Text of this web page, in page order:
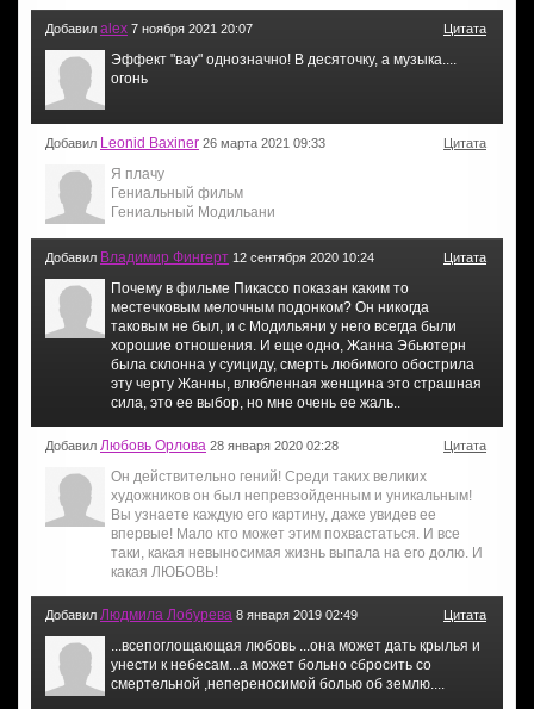
Добавил alex 7 ноября 2021 20:07 Цитата
Эффект "вау" однозначно! В десяточку, а музыка....
огонь
Добавил Leonid Baxiner 26 марта 2021 09:33 Цитата
Я плачу
Гениальный фильм
Гениальный Модильани
Добавил Владимир Фингерт 12 сентября 2020 10:24 Цитата
Почему в фильме Пикассо показан каким то
местечковым мелочным подонком? Он никогда
таковым не был, и с Модильяни у него всегда были
хорошие отношения. И еще одно, Жанна Эбьютерн
была склонна у суициду, смерть любимого обострила
эту черту Жанны, влюбленная женщина это страшная
сила, это ее выбор, но мне очень ее жаль..
Добавил Любовь Орлова 28 января 2020 02:28 Цитата
Он действительно гений! Среди таких великих
художников он был непревзойденным и уникальным!
Вы узнаете каждую его картину, даже увидев ее
впервые! Мало кто может этим похвастаться. И все
таки, какая невыносимая жизнь выпала на его долю. И
какая ЛЮБОВЬ!
Добавил Людмила Лобурева 8 января 2019 02:49 Цитата
...всепоглощающая любовь ...она может дать крылья и
унести к небесам...а может больно сбросить со
смертельной ,непереносимой болью об землю....